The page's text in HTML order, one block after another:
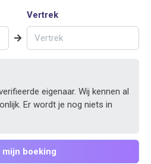
Vertrek
eigenaar. Wij kennen al
Er wordt je nog niets in
mijn boeking